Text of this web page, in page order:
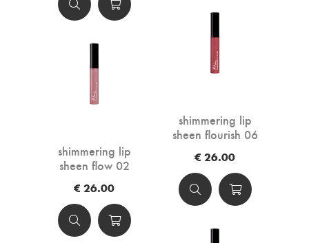
shimmering lip
sheen flourish 06
€ 26.00
shimmering lip
sheen flow 02
€ 26.00